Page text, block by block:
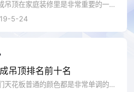
集成吊顶在家庭装修里是非常重要的一个环节，市面上有很多的集成吊顶品牌，但大部分人都觉得今顶集成吊顶是一个比较不错的好品牌。如果想加盟今顶集成吊顶的话，加盟者需要些什么条件呢？加盟今顶集成吊顶所带来的加盟优势又有哪些呢？下面就来具体介绍一下关于该品牌的详情，希望对想加盟创业的朋友们有所帮助。
5-24
吊顶排名前十名
我们天花板普通的颜色都是非常单调的，通过吊顶能使天花板丰富起来。集成吊顶品牌都有哪些呢?集成吊顶排名好的又有哪些?好的集成吊顶品...